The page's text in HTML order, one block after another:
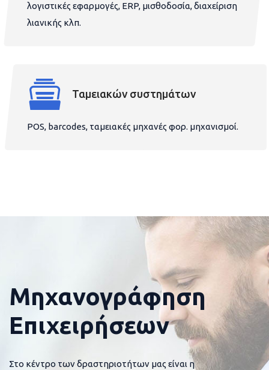
λογιστικές εφαρμογές, ERP, μισθοδοσία, διαχείριση
λιανικής κλπ.
Ταμειακών συστημάτων
POS, barcodes, ταμειακές μηχανές φορ. μηχανισμοί.
Μηχανογράφηση
Επιχειρήσεων
Στο κέντρο των δραστηριοτήτων μας είναι η